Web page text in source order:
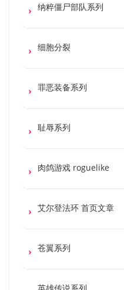
纳粹僵尸部队系列
细胞分裂
罪恶装备系列
耻辱系列
肉鸽游戏 roguelike
艾尔登法环 首页文章
苍翼系列